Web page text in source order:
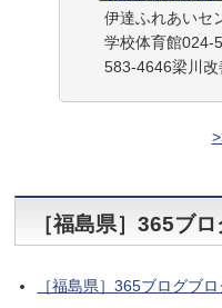
伊達ふれあいセ
学校体育館024-
583-4646梁川改
［福島県］365ブ
［福島県］365ブログブ